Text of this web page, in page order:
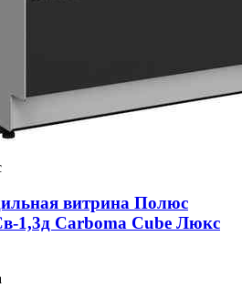
витрина Полюс
1,3д Сarboma Cube Люкс